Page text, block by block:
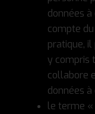
données
compte
pratique, il
y compris
collabore
données
le terme «